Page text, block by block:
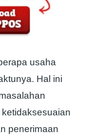
usaha
Hal ini
penerimaan